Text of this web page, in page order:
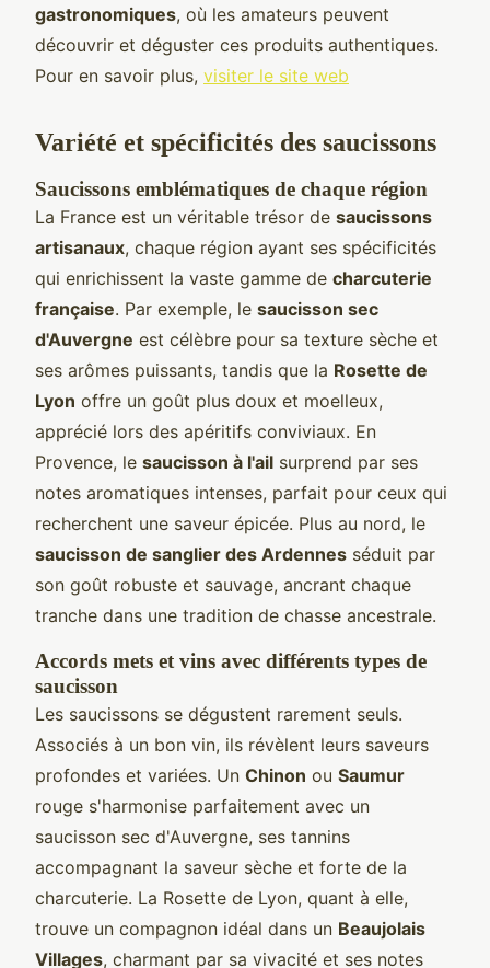
gastronomiques, où les amateurs peuvent
découvrir et déguster ces produits authentiques.
Pour en savoir plus, visiter le site web
Variété et spécificités des saucissons
Saucissons emblématiques de chaque région
La France est un véritable trésor de saucissons
artisanaux, chaque région ayant ses spécificités
qui enrichissent la vaste gamme de charcuterie
française. Par exemple, le saucisson sec
d'Auvergne est célèbre pour sa texture sèche et
ses arômes puissants, tandis que la Rosette de
Lyon offre un goût plus doux et moelleux,
apprécié lors des apéritifs conviviaux. En
Provence, le saucisson à l'ail surprend par ses
notes aromatiques intenses, parfait pour ceux qui
recherchent une saveur épicée. Plus au nord, le
saucisson de sanglier des Ardennes séduit par
son goût robuste et sauvage, ancrant chaque
tranche dans une tradition de chasse ancestrale.
Accords mets et vins avec différents types de
saucisson
Les saucissons se dégustent rarement seuls.
Associés à un bon vin, ils révèlent leurs saveurs
profondes et variées. Un Chinon ou Saumur
rouge s'harmonise parfaitement avec un
saucisson sec d'Auvergne, ses tannins
accompagnant la saveur sèche et forte de la
charcuterie. La Rosette de Lyon, quant à elle,
trouve un compagnon idéal dans un Beaujolais
Villages, charmant par sa vivacité et ses notes